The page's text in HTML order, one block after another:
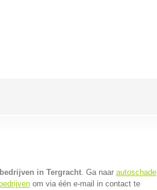
in Tergracht. Ga naar autoschade
om via één e-mail in contact te